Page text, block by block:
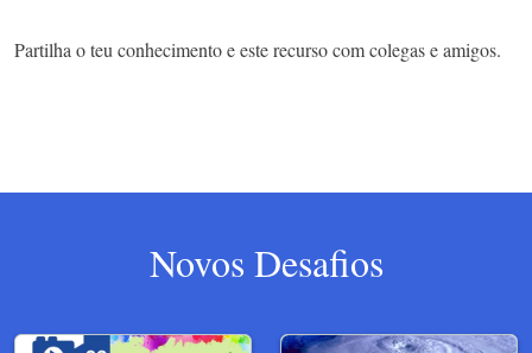
Partilha o teu conhecimento e este recurso com colegas e amigos.
Novos Desafios